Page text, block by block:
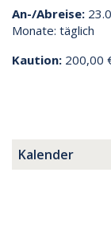
An-/Abreise:
Monate: täglich
Kaution: 200,00
Kalender